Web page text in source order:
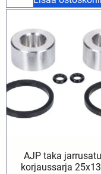
AJP taka
korjaussarja